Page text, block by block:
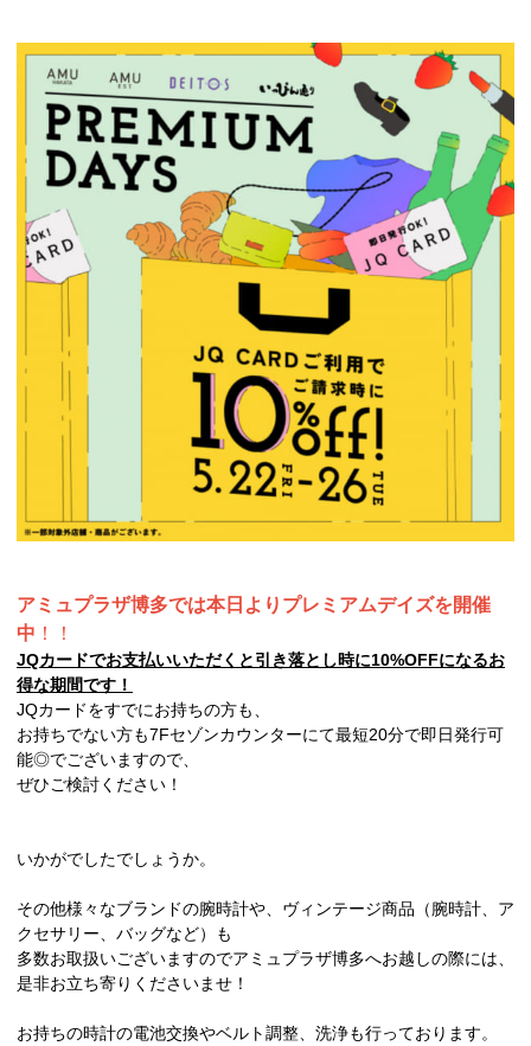
アミュプラザ博多では本日よりプレミアムデイズを開催
中 ！！
JQカードでお支払いいただくと引き落とし時に10%OFFになるお
得な期間です！
JQカードをすでにお持ちの方も、
お持ちでない方も7Fセゾンカウンターにて最短20分で即日発行可
能◎でございますので、
ぜひご検討ください！
いかがでしたでしょうか。
その他様々なブランドの腕時計や、ヴィンテージ商品（腕時計、ア
クセサリー、バッグなど）も
多数お取扱いございますのでアミュプラザ博多へお越しの際には、
是非お立ち寄りくださいませ！
お持ちの時計の電池交換やベルト調整、洗浄も行っております。